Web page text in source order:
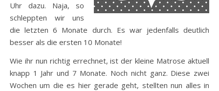
Uhr dazu. Naja, so
schleppten wir uns
die letzten 6 Monate durch. Es war jedenfalls deutlich
besser als die ersten 10 Monate!
Wie ihr nun richtig errechnet, ist der kleine Matrose aktuell
knapp 1 Jahr und 7 Monate. Noch nicht ganz. Diese zwei
Wochen um die es hier gerade geht, stellten nun alles in